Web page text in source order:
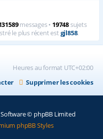
messages • 19748 sujets
le plus récent estgjl858.
Heures au format UTC+02:00
Supprimer les cookies
© phpBB Limited
phpBB Styles